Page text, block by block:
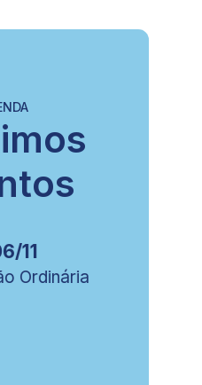
11
Ordinária